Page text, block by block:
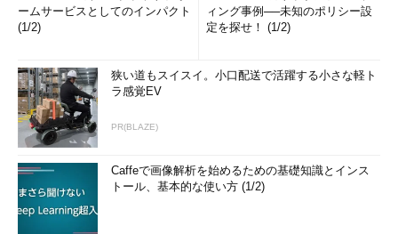
ームサービスとしてのインパクト
(1/2)
ィング事例──未知のポリシー設
定を探せ！ (1/2)
狭い道もスイスイ。小口配送で活躍する小さな軽ト
ラ感覚EV
PR(BLAZE)
Caffeで画像解析を始めるための基礎知識とインス
トール、基本的な使い方 (1/2)